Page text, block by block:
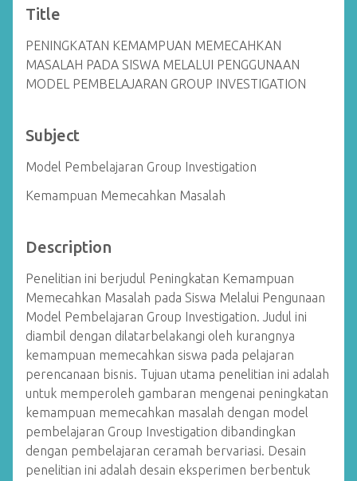
Title
PENINGKATAN KEMAMPUAN MEMECAHKAN
MASALAH PADA SISWA MELALUI PENGGUNAAN
MODEL PEMBELAJARAN GROUP INVESTIGATION
Subject
Model Pembelajaran Group Investigation
Kemampuan Memecahkan Masalah
Description
Penelitian ini berjudul Peningkatan Kemampuan
Memecahkan Masalah pada Siswa Melalui Pengunaan
Model Pembelajaran Group Investigation. Judul ini
diambil dengan dilatarbelakangi oleh kurangnya
kemampuan memecahkan siswa pada pelajaran
perencanaan bisnis. Tujuan utama penelitian ini adalah
untuk memperoleh gambaran mengenai peningkatan
kemampuan memecahkan masalah dengan model
pembelajaran Group Investigation dibandingkan
dengan pembelajaran ceramah bervariasi. Desain
penelitian ini adalah desain eksperimen berbentuk